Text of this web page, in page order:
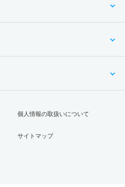
個人情報の取扱いについて
サイトマップ